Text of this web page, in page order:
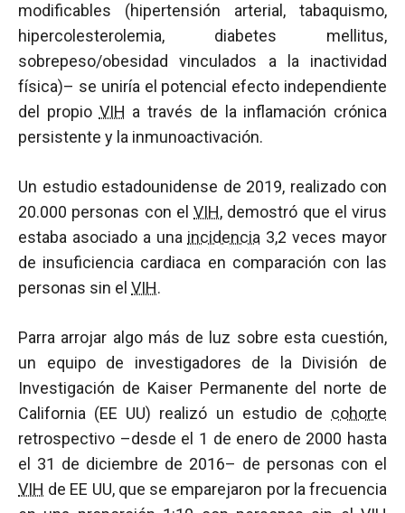
modificables (hipertensión arterial, tabaquismo,
hipercolesterolemia, diabetes mellitus,
sobrepeso/obesidad vinculados a la inactividad
física)– se uniría el potencial efecto independiente
del propio VIH a través de la inflamación crónica
persistente y la inmunoactivación.
Un estudio estadounidense de 2019, realizado con
20.000 personas con el VIH, demostró que el virus
estaba asociado a una incidencia 3,2 veces mayor
de insuficiencia cardiaca en comparación con las
personas sin el VIH.
Parra arrojar algo más de luz sobre esta cuestión,
un equipo de investigadores de la División de
Investigación de Kaiser Permanente del norte de
California (EE UU) realizó un estudio de cohorte
retrospectivo –desde el 1 de enero de 2000 hasta
el 31 de diciembre de 2016– de personas con el
VIH de EE UU, que se emparejaron por la frecuencia